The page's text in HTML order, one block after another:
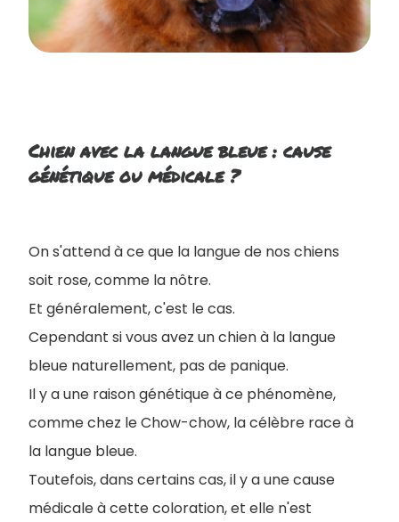
Chien avec la langue bleue : cause
génétique ou médicale ?
On s'attend à ce que la langue de nos chiens
soit rose, comme la nôtre.
Et généralement, c'est le cas.
Cependant si vous avez un chien à la langue
bleue naturellement, pas de panique.
Il y a une raison génétique à ce phénomène,
comme chez le Chow-chow, la célèbre race à
la langue bleue.
Toutefois, dans certains cas, il y a une cause
médicale à cette coloration, et elle n'est